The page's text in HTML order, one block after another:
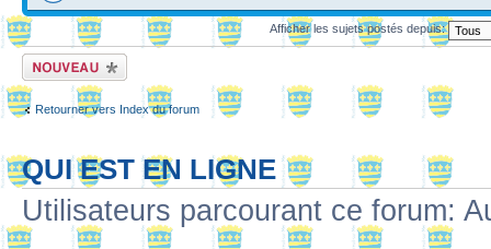
Afficher les sujets postés depuis:
Ecrire un nouveau
sujet
Retourner vers Index du forum
QUI EST EN LIGNE
Utilisateurs parcourant ce forum: